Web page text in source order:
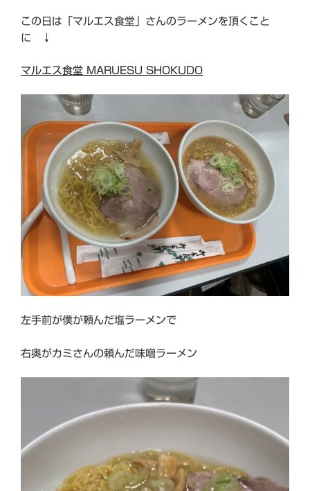
この日は「マルエス食堂」さんのラーメンを頂くこと
に ↓
マルエス食堂 MARUESU SHOKUDO
左手前が僕が頼んだ塩ラーメンで
右奥がカミさんの頼んだ味噌ラーメン